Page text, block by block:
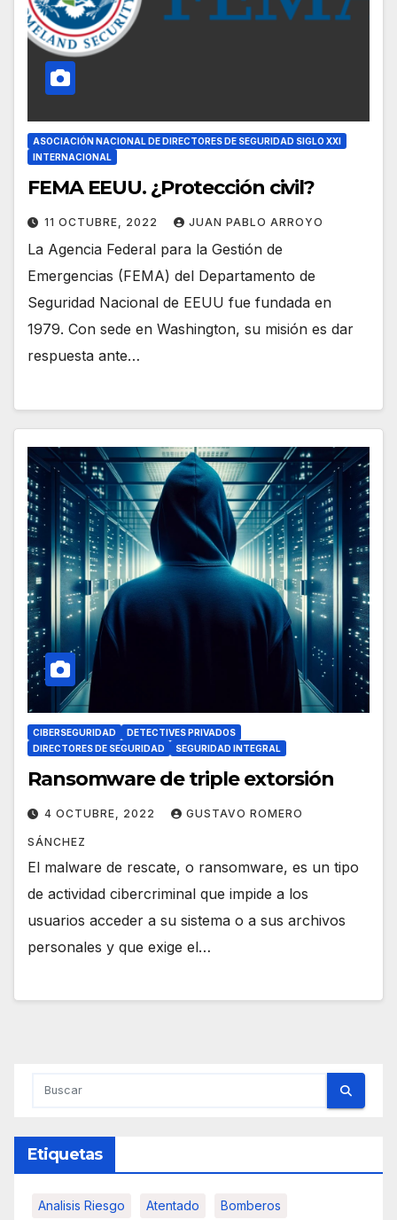
ASOCIACIÓN NACIONAL DE DIRECTORES DE SEGURIDAD SIGLO XXI
INTERNACIONAL
FEMA EEUU. ¿Protección civil?
11 OCTUBRE, 2022 JUAN PABLO ARROYO
La Agencia Federal para la Gestión de
Emergencias (FEMA) del Departamento de
Seguridad Nacional de EEUU fue fundada en
1979. Con sede en Washington, su misión es dar
respuesta ante…
CIBERSEGURIDAD
DETECTIVES PRIVADOS
DIRECTORES DE SEGURIDAD
SEGURIDAD INTEGRAL
Ransomware de triple extorsión
4 OCTUBRE, 2022 GUSTAVO ROMERO
SÁNCHEZ
El malware de rescate, o ransomware, es un tipo
de actividad cibercriminal que impide a los
usuarios acceder a su sistema o a sus archivos
personales y que exige el…
Etiquetas
Analisis Riesgo Atentado Bomberos